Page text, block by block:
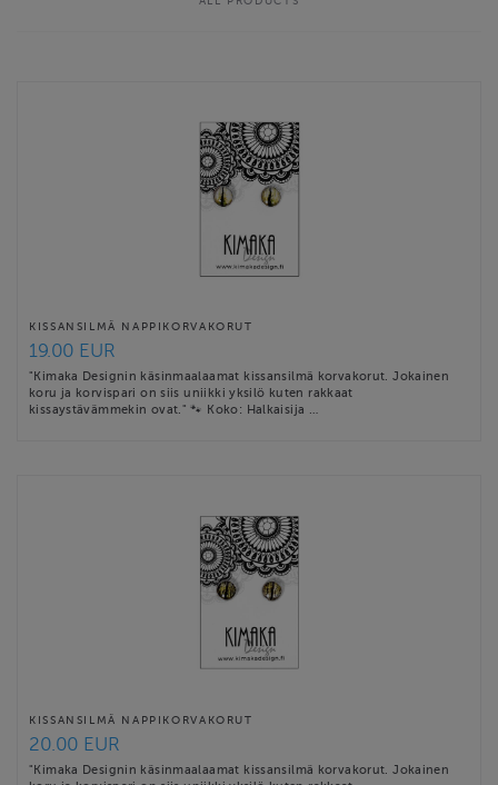
KISSANSILMÄ NAPPIKORVAKORUT
19.00 EUR
"Kimaka Designin käsinmaalaamat kissansilmä korvakorut. Jokainen
koru ja korvispari on siis uniikki yksilö kuten rakkaat
kissaystävämmekin ovat." 🐾 Koko: Halkaisija …
KISSANSILMÄ NAPPIKORVAKORUT
20.00 EUR
"Kimaka Designin käsinmaalaamat kissansilmä korvakorut. Jokainen